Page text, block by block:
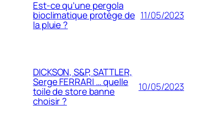
Est-ce qu’une pergola
bioclimatique protège de
la pluie ?
11/05/2023
DICKSON, S&P, SATTLER,
Serge FERRARI … quelle
toile de store banne
choisir ?
10/05/2023